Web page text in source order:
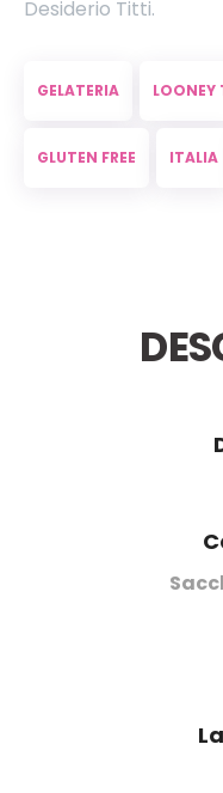
Desiderio Titti.
GELATERIA LOONEY
GLUTEN FREE ITALIA